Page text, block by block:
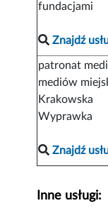
fundacjami
Znajdź
patronat
mediów
Krakowska
Wyprawka
Znajdź
Inne usługi: